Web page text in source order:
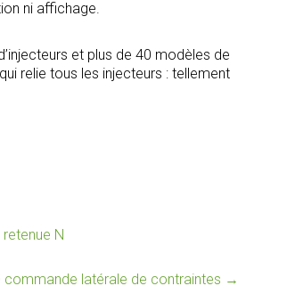
ni affichage.
et plus de 40 modèles de
relie tous les injecteurs : tellement
N
latérale de contraintes →